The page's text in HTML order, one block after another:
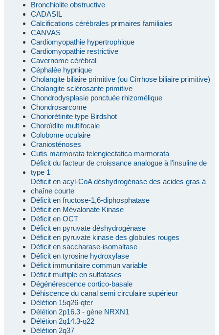
Bronchiolite obstructive
CADASIL
Calcifications cérébrales primaires familiales
CANVAS
Cardiomyopathie hypertrophique
Cardiomyopathie restrictive
Cavernome cérébral
Céphalée hypnique
Cholangite biliaire primitive (ou Cirrhose biliaire primitive)
Cholangite sclérosante primitive
Chondrodysplasie ponctuée rhizomélique
Chondrosarcome
Choriorétinite type Birdshot
Choroïdite multifocale
Colobome oculaire
Craniosténoses
Cutis marmorata telengiectatica marmorata
Déficit du facteur de croissance analogue à l'insuline de
type 1
Déficit en acyl-CoA déshydrogénase des acides gras à
chaîne courte
Déficit en fructose-1,6-diphosphatase
Déficit en Mévalonate Kinase
Déficit en OCT
Déficit en pyruvate déshydrogénase
Déficit en pyruvate kinase des globules rouges
Déficit en saccharase-isomaltase
Déficit en tyrosine hydroxylase
Déficit immunitaire commun variable
Déficit multiple en sulfatases
Dégénérescence cortico-basale
Déhiscence du canal semi circulaire supérieur
Délétion 15q26-qter
Délétion 2p16.3 - gène NRXN1
Délétion 2q14.3-q22
Délétion 2q37